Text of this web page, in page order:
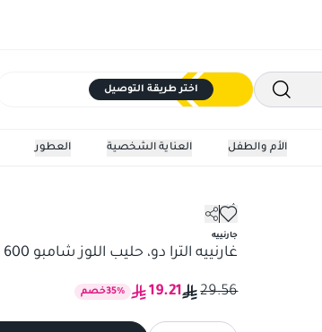
اختر طريقة التوصيل
العطور العناية الشخصية الأم والطفل
غارنييه الترا دو، حليب اللوز شامبو 600 مل
شامبو
جارنييه
غارنييه الترا دو، حليب اللوز شامبو 600 مل
29.56
19.21
35% خصم